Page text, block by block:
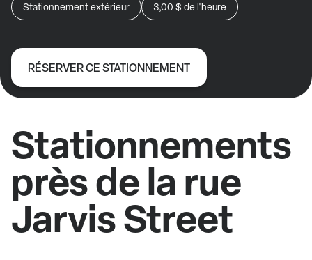
Stationnement extérieur 3,00 $ de l'heure
RÉSERVER CE STATIONNEMENT
Stationnements
près de la rue
Jarvis Street